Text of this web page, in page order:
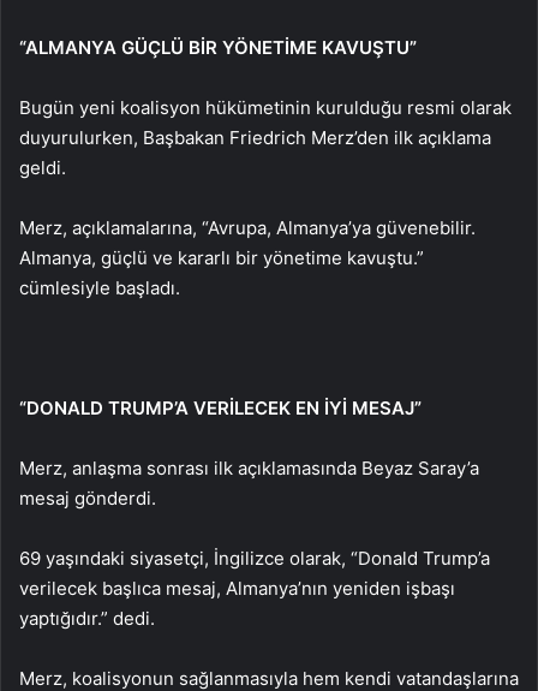
“ALMANYA GÜÇLÜ BİR YÖNETİME KAVUŞTU”
Bugün yeni koalisyon hükümetinin kurulduğu resmi olarak
duyurulurken, Başbakan Friedrich Merz’den ilk açıklama
geldi.
Merz, açıklamalarına, “Avrupa, Almanya’ya güvenebilir.
Almanya, güçlü ve kararlı bir yönetime kavuştu.”
cümlesiyle başladı.
“DONALD TRUMP’A VERİLECEK EN İYİ MESAJ”
Merz, anlaşma sonrası ilk açıklamasında Beyaz Saray’a
mesaj gönderdi.
69 yaşındaki siyasetçi, İngilizce olarak, “Donald Trump’a
verilecek başlıca mesaj, Almanya’nın yeniden işbaşı
yaptığıdır.” dedi.
Merz, koalisyonun sağlanmasıyla hem kendi vatandaşlarına